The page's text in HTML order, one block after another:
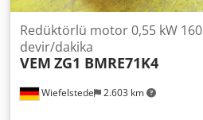
Wiefelstede 2.603 km
Redüktörlü motor 0,55 kW 160
devir/dakika
VEM ZG1 BMRE71K4